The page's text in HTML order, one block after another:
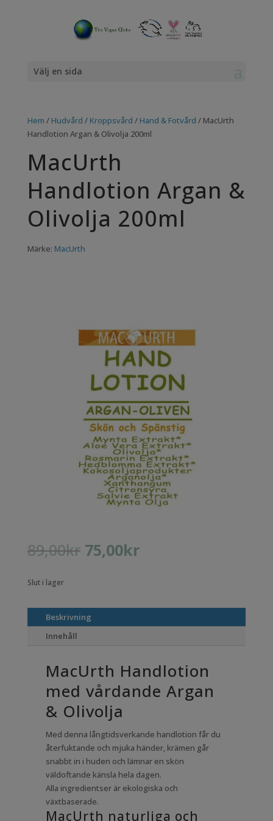
Välj en sida
Hem / Hudvård / Kroppsvård / Hand & Fotvård / MacUrth
Handlotion Argan & Olivolja 200ml
MacUrth
Handlotion Argan &
Olivolja 200ml
Märke: MacUrth
89,00kr Det
ursprungliga
89,00kr.
75,00krDet
75,00kr.
Slut i lager
Beskrivning
Innehåll
MacUrth Handlotion
med vårdande Argan
& Olivolja
Med denna långtidsverkande handlotion får du
återfuktande och mjuka händer, krämen går
snabbt in i huden och lämnar en skön
väldoftande känsla hela dagen.
Alla ingredientser är ekologiska och
växtbaserade.
MacUrth naturliga och